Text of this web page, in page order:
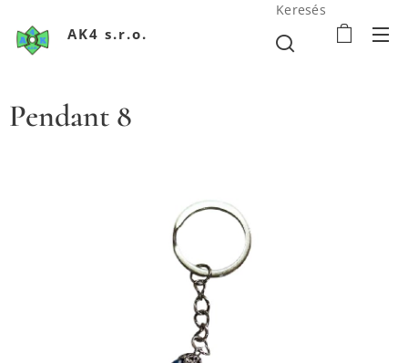
AK4 s.r.o.
Keresés
Pendant 8